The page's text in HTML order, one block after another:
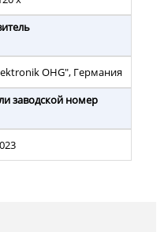
OHG", Германия
заводской номер